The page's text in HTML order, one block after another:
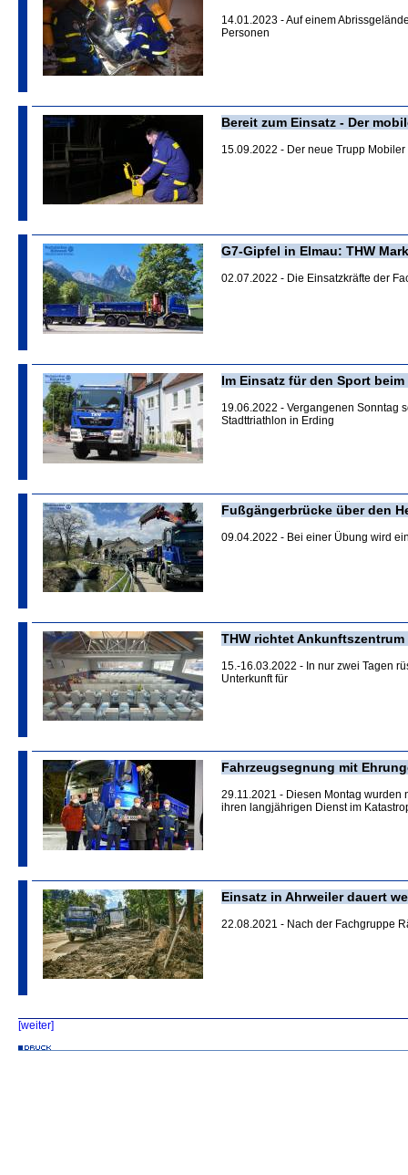
14.01.2023 - Auf einem
Personen
Bereit zum Einsatz - Der
15.09.2022 - Der neue Trupp
G7-Gipfel in Elmau: THW
02.07.2022 - Die Einsatzkräfte der
Im Einsatz für den Sport
19.06.2022 - Vergangenen Sonntag
Stadttriathlon in Erding
Fußgängerbrücke über den
09.04.2022 - Bei einer Übung wird
THW richtet
15.-16.03.2022 - In nur zwei Tagen
Unterkunft für
Fahrzeugsegnung mit
29.11.2021 - Diesen Montag wurden
ihren langjährigen Dienst im
Einsatz in Ahrweiler dauert
22.08.2021 - Nach der Fachgruppe
[weiter]